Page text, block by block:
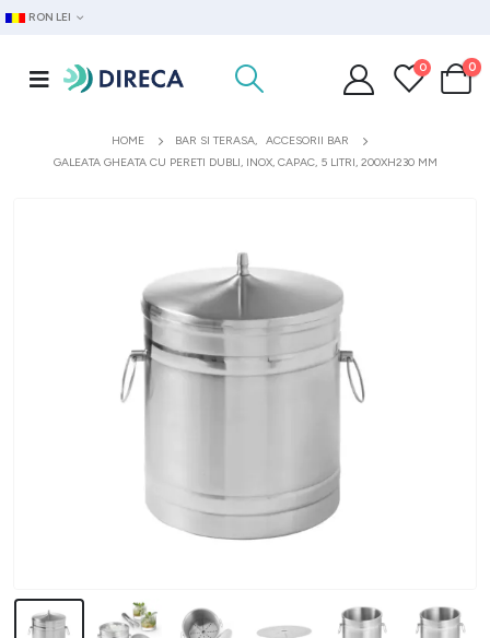
RON LEI
0 0
HOME BAR SI TERASA,
ACCESORII BAR
GALEATA GHEATA CU PERETI DUBLI, INOX, CAPAC, 5 LITRI, 200XH230 MM